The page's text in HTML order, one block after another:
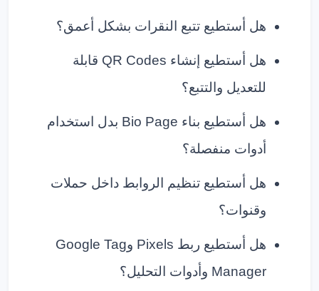
هل أستطيع تتبع النقرات بشكل أعمق؟
هل أستطيع إنشاء QR Codes قابلة
للتعديل والتتبع؟
هل أستطيع بناء Bio Page بدل استخدام
أدوات منفصلة؟
هل أستطيع تنظيم الروابط داخل حملات
وقنوات؟
هل أستطيع ربط Pixels وGoogle Tag
Manager وأدوات التحليل؟